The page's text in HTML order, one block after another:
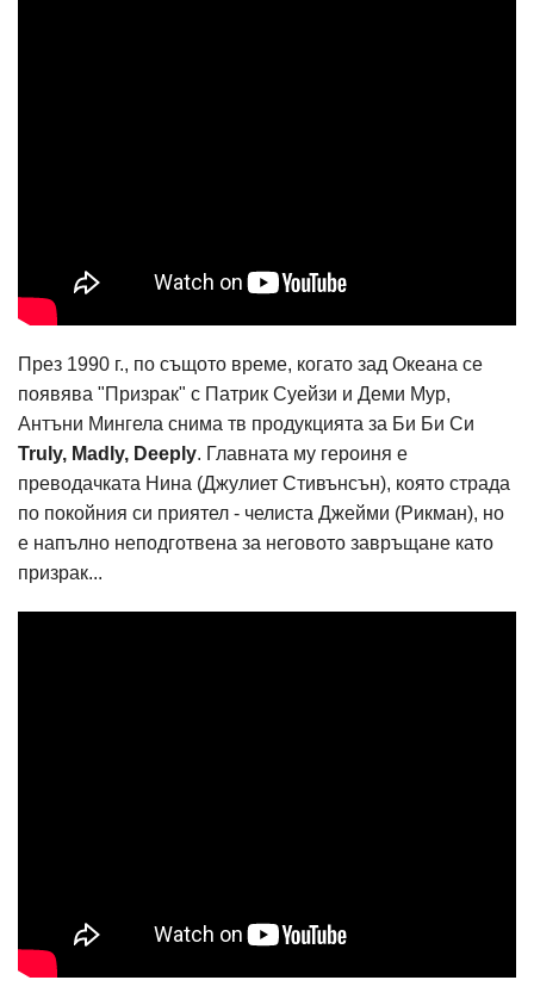
През 1990 г., по същото време, когато зад Океана се
появява "Призрак" с Патрик Суейзи и Деми Мур,
Антъни Мингела снима тв продукцията за Би Би Си
Truly, Madly, Deeply. Главната му героиня е
преводачката Нина (Джулиет Стивънсън), която страда
по покойния си приятел - челиста Джейми (Рикман), но
е напълно неподготвена за неговото завръщане като
призрак...